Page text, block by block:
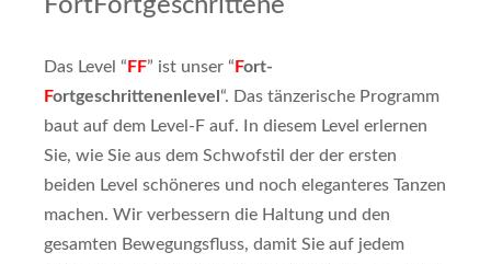
FortFortgeschrittene
Das Level “ FF” ist unser “ Fort-
Fortgeschrittenenlevel “. Das tänzerische Programm
baut auf dem Level-F auf. In diesem Level erlernen
Sie, wie Sie aus dem Schwofstil der der ersten
beiden Level schöneres und noch eleganteres Tanzen
machen. Wir verbessern die Haltung und den
gesamten Bewegungsfluss, damit Sie auf jedem